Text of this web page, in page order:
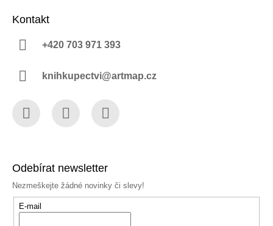
Kontakt
+420 703 971 393
knihkupectvi@artmap.cz
Odebírat newsletter
Nezmeškejte žádné novinky či slevy!
E-mail